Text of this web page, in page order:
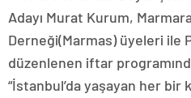
Adayı Murat Kurum,
Derneği(Marmas) üyeleri ile
düzenlenen iftar
“İstanbul’da yaşayan her bir